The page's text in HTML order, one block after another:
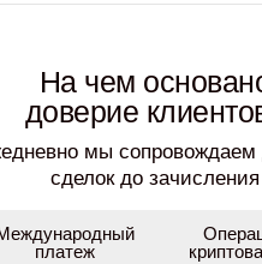
На чем
доверие
мы сопровождаем
сделок до зачисления
платеж